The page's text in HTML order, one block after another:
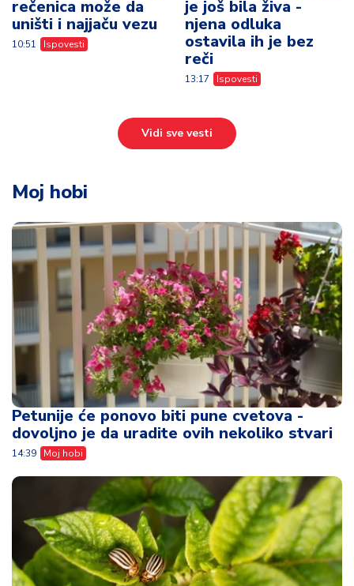
rečenica može da
uništi i najjaču vezu
10:51 Ispovesti
je još bila živa -
njena odluka
ostavila ih je bez
reči
13:17 Ispovesti
Vidi sve vesti
Moj hobi
Petunije će ponovo biti pune cvetova -
dovoljno je da uradite ovih nekoliko stvari
14:39 Moj hobi